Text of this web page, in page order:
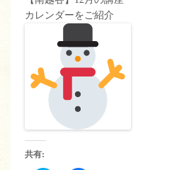
カレンダーをご紹介
共有: